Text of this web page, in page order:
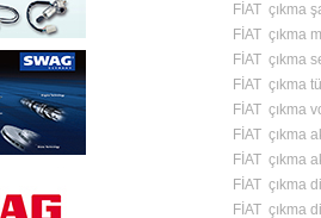
FİAT çıkma
FİAT çıkma
FİAT çıkma
FİAT çıkma
FİAT çıkma
FİAT çıkma
FİAT çıkma
FİAT çıkma
FİAT çıkma